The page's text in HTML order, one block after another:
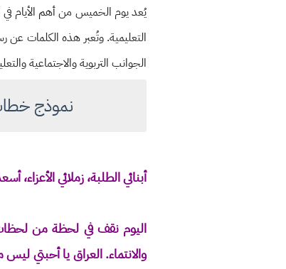
يُعد يوم الخميس من أهم الأيام في
التعليمية. وتُعبر هذه الكلمات عن
الجوانب التربوية والاجتماعية
نموذج خطاب
أبنائي الطلبة، زملائي
اليوم نقف في لحظة من لحظات
والانتماء. العراق يا أحبتي